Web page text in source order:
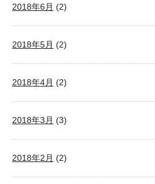
2018年6月 (2)
2018年5月 (2)
2018年4月 (2)
2018年3月 (3)
2018年2月 (2)